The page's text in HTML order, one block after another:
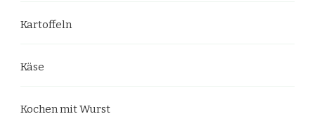
Kartoffeln
Käse
Kochen mit Wurst